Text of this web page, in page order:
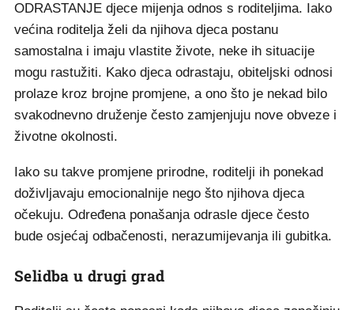
ODRASTANJE djece mijenja odnos s roditeljima. Iako
većina roditelja želi da njihova djeca postanu
samostalna i imaju vlastite živote, neke ih situacije
mogu rastužiti. Kako djeca odrastaju, obiteljski odnosi
prolaze kroz brojne promjene, a ono što je nekad bilo
svakodnevno druženje često zamjenjuju nove obveze i
životne okolnosti.
Iako su takve promjene prirodne, roditelji ih ponekad
doživljavaju emocionalnije nego što njihova djeca
očekuju. Određena ponašanja odrasle djece često
bude osjećaj odbačenosti, nerazumijevanja ili gubitka.
Selidba u drugi grad